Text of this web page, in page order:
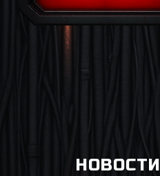
НОВОСТИ